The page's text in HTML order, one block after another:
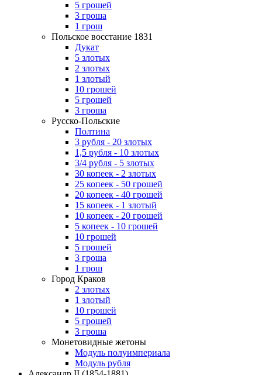
5 грошей
3 гроша
1 грош
Польское восстание 1831
Дукат
5 злотых
2 злотых
1 злотый
10 грошей
5 грошей
3 гроша
Русско-Польские
Полтина
3 рубля - 20 злотых
1,5 рубля - 10 злотых
3/4 рубля - 5 злотых
30 копеек - 2 злотых
25 копеек - 50 грошей
20 копеек - 40 грошей
15 копеек - 1 злотый
10 копеек - 20 грошей
5 копеек - 10 грошей
10 грошей
5 грошей
3 гроша
1 грош
Город Краков
2 злотых
1 злотый
10 грошей
5 грошей
3 гроша
Монетовидные жетоны
Модуль полуимпериала
Модуль рубля